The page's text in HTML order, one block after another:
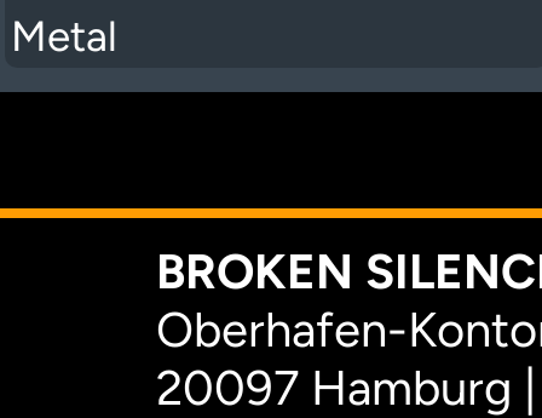
Metal
BROKEN
Oberhafen-
20097 Hamburg